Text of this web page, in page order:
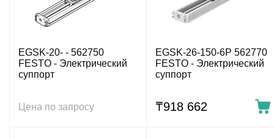
EGSK-20- - 562750
FESTO - Электрический
суппорт
Цена по запросу
EGSK-26-150-6P 562770
FESTO - Электрический
суппорт
₸918 662